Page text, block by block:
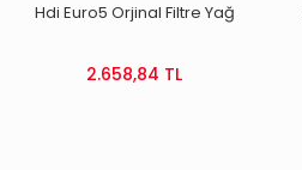
Hdi Euro5 Orjinal Filtre Yağ
2.658,84 TL